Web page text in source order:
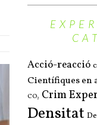
Acció-reacció
Científiques en
CO₂ Crim
Densitat